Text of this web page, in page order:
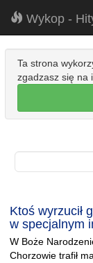
Wykop -
Ta strona
zgadzasz się na
Ktoś wyrzucił
w specjalnym
W Boże
Chorzowie trafił